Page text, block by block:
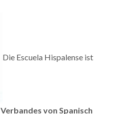
Die Escuela Hispalense ist
Verbandes von Spanisch